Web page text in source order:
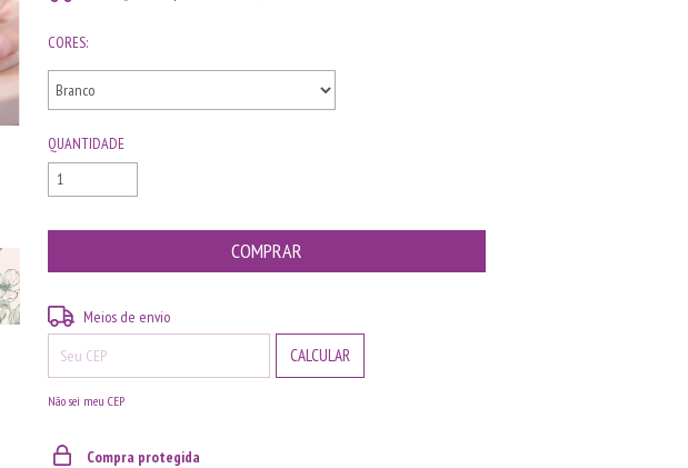
CORES:
QUANTIDADE
Entregas para o CEP:
Meios de envio
CALCULAR
Não sei meu CEP
Compra protegida